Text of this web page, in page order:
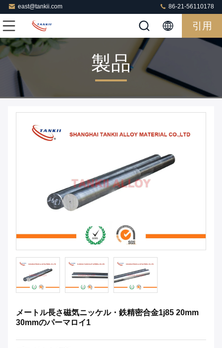
east@tankii.com 86-21-56110178
引用
製品
メートル長さ磁気ニッケル・鉄精密合金1j85 20mm
30mmのパーマロイ1